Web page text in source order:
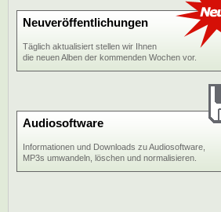
Neuveröffentlichungen
Täglich aktualisiert stellen wir Ihnen
die neuen Alben der kommenden Wochen vor.
Audiosoftware
Informationen und Downloads zu Audiosoftware,
MP3s umwandeln, löschen und normalisieren.